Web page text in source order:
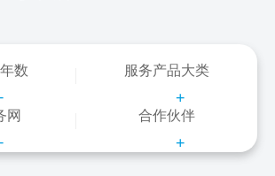
数 服务产品大类
+
网 合作伙伴
+